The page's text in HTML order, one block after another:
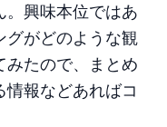
。興味本位ではあ
グがどのような観
みたので、まとめ
報などあればコ